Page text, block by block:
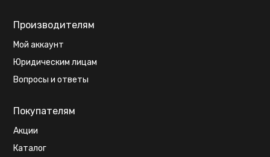
Производителям
Мой аккаунт
Юридическим лицам
Вопросы и ответы
Покупателям
Акции
Каталог